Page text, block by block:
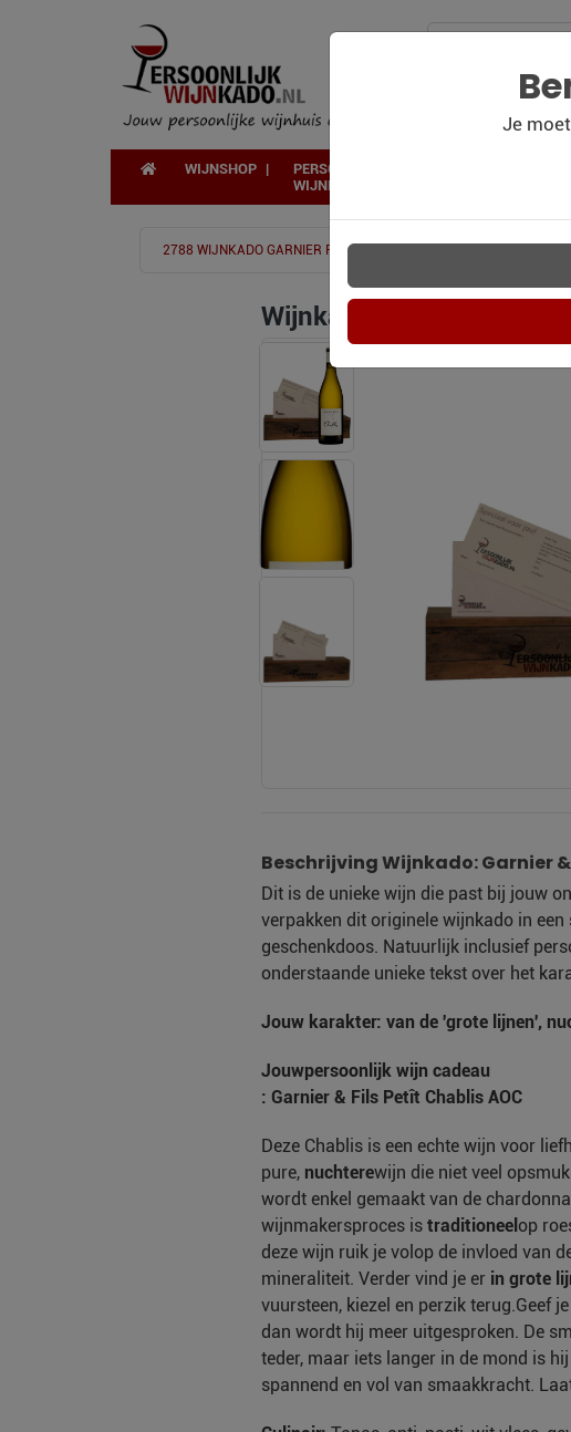
WIJNSHOP
PERSOONLIJK
WIJNKADO
Je
2788 WIJNKADO GARNIER FILS PETIT CHABLIS
Wijnkado: Garnier & Fils
Beschrijving Wijnkado: Garnier
Dit is de unieke wijn die past bij jouw
verpakken dit originele wijnkado in een
geschenkdoos. Natuurlijk inclusief
onderstaande unieke tekst over het
Jouw karakter: van de 'grote lijnen',
Jouwpersoonlijk wijn cadeau
: Garnier & Fils Petît Chablis AOC
Deze Chablis is een echte wijn voor
pure, nuchterewijn die niet veel
wordt enkel gemaakt van de
wijnmakersproces is traditioneel op
deze wijn ruik je volop de invloed van
mineraliteit. Verder vind je er in grote
vuursteen, kiezel en perzik terug.Geef
dan wordt hij meer uitgesproken. De
teder, maar iets langer in de mond is
spannend en vol van smaakkracht.